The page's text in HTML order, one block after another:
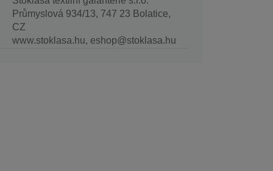
Průmyslová 934/13, 747 23 Bolatice,
CZ
www.stoklasa.hu, eshop@stoklasa.hu